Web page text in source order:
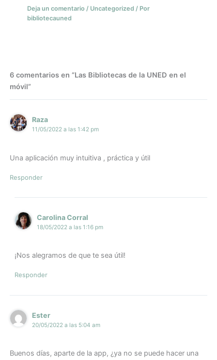
Deja un comentario / Uncategorized / Por
bibliotecauned
6 comentarios en “Las Bibliotecas de la UNED en el
móvil”
Raza
11/05/2022 a las 1:42 pm
Una aplicación muy intuitiva , práctica y útil
Responder
Carolina Corral
18/05/2022 a las 1:16 pm
¡Nos alegramos de que te sea útil!
Responder
Ester
20/05/2022 a las 5:04 am
Buenos días, aparte de la app, ¿ya no se puede hacer una